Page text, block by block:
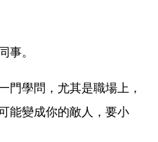
事。
門學問，尤其是職場上，
能變成你的敵人，要小